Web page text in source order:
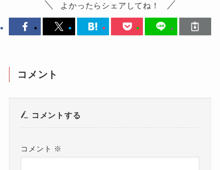
よかったらシェアしてね！
コメント
コメントする
コメント ※